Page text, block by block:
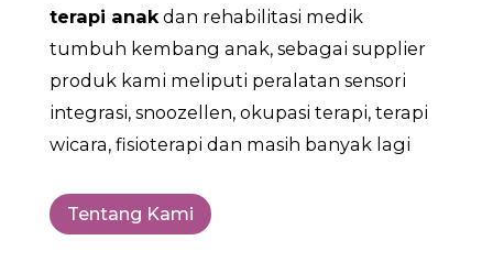
terapi anakdan rehabilitasi medik
tumbuh kembang anak, sebagai supplier
produk kami meliputi peralatan sensori
integrasi, snoozellen, okupasi terapi, terapi
wicara, fisioterapi dan masih banyak lagi
Tentang Kami